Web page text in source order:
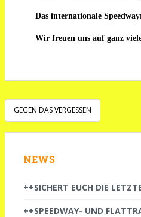
Das internationale
Wir freuen uns auf ganz
Beitragsnavigation
GEGEN DAS VERGESSEN
NEWS
++SICHERT EUCH DIE
++SPEEDWAY- UND